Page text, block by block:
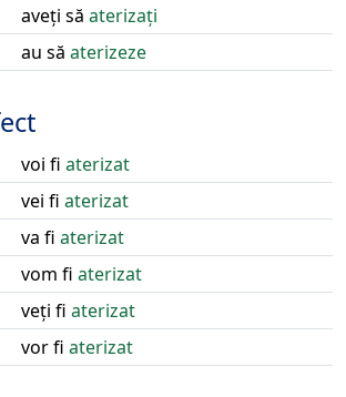
aveți să aterizați
au să aterizeze
voi fi aterizat
vei fi aterizat
va fi aterizat
vom fi aterizat
veți fi aterizat
vor fi aterizat